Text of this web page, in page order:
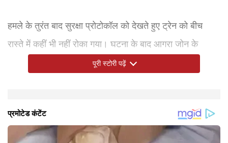
हमले के तुरंत बाद सुरक्षा प्रोटोकॉल को देखते हुए ट्रेन को बीच
रास्ते में कहीं भी नहीं रोका गया। घटना के बाद आगरा जोन के
एडीजी एस.के. भगत, आगरा रेंज के डीआईजी शैलेंद्र पांडे और
हिरासत में एक संदिग्ध
रेलवे ट्रेक के आसपास के करीब 150 सीसीटीवी फुटेज खंगालने के
बाद रात करीब 12 बजे तीन किशोरों की पहचान की गई। फिलहाल
पूरी स्टोरी पढ़ें